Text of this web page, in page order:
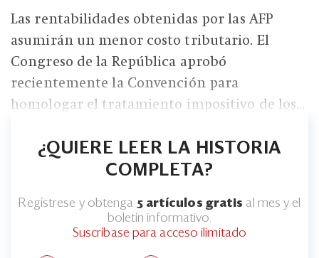
Las rentabilidades obtenidas por las AFP
asumirán un menor costo tributario. El
Congreso de la República aprobó
recientemente la Convención para
homologar el tratamiento impositivo de los...
¿QUIERE LEER LA HISTORIA
COMPLETA?
Regístrese y obtenga 5 artículos gratis al mes y el
boletín informativo.
Suscríbase para acceso ilimitado